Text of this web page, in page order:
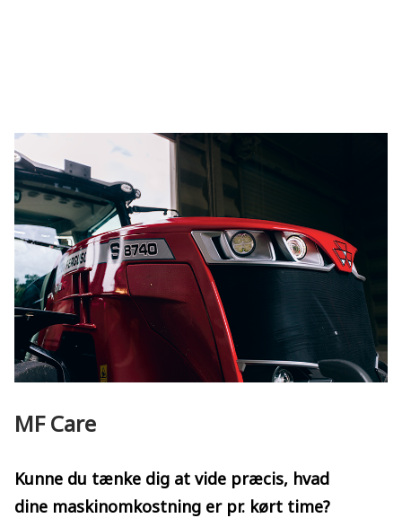
MF Care
Kunne du tænke dig at vide præcis, hvad
dine maskinomkostning er pr. kørt time?